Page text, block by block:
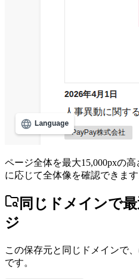
ページ全体を最大15,000pxの
に応じて全体像を確認できます
同じドメインで
ジ
この保存元と同じドメインで
です。